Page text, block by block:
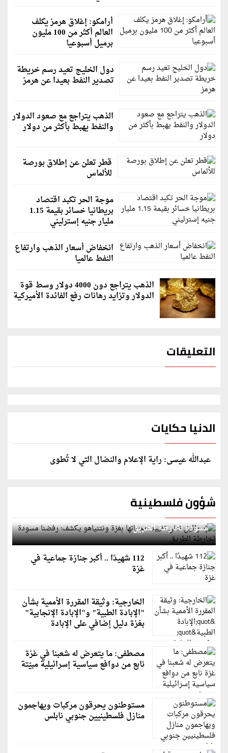
أرامكو: إغلاق هرمز يكلف
العالم أكثر من 100 مليون
برميل أسبوعيا
دول الخليج تعيد رسم خريطة
تصدير النفط بعيدا عن هرمز
الذهب يتراجع مع صعود الدولار
والنفط يهبط بأكثر من دولار
قطر تعلن عن إطلاق بورصة
للألماس
موجة الحر تكبد اقتصاد
بريطانيا خسائر بقيمة 1.15
مليار جنيه إسترليني
انخفاض أسعار الذهب وارتفاع
النفط عالميا
الذهب يتراجع دون 4000 دولار وسط قوة
الدولار وتزايد رهانات رفع الفائدة الأميركية
التعليقات
الدنيا حكايات
عبدالله عيسى: راية الإعلام والنضال التي لا تُطوى
شؤون فلسطينية
إسرائيل تعلن تقييد هجماتها بغزة ونتنياهو يكشف: رفضنا
مسودة لخارطة الطريق
112 شهيدًا .. أكبر جنازة جماعية في
غزة
الخارجية: وثيقة المقررة الأممية بشأن
"الإبادة الطبية" و"الإبادة الإنجابية"
بغزة دليل إضافي على الإبادة
مصطفى: ما يتعرض له شعبنا في غزة
نابع من دوافع سياسية إسرائيلية مبيّتة
مستوطنون يحرقون مركبات ويهاجمون
منازل فلسطينيين جنوبي نابلس